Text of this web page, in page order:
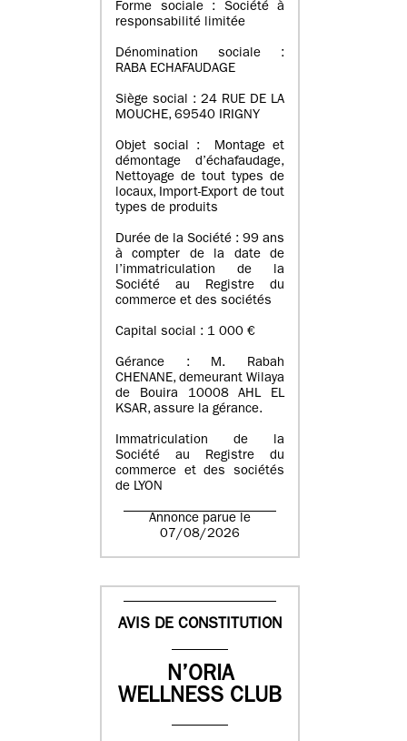
Forme sociale : Société à
responsabilité limitée
Dénomination sociale :
RABA ECHAFAUDAGE
Siège social : 24 RUE DE LA
MOUCHE, 69540 IRIGNY
Objet social : Montage et
démontage d’échafaudage,
Nettoyage de tout types de
locaux, Import-Export de tout
types de produits
Durée de la Société : 99 ans
à compter de la date de
l’immatriculation de la
Société au Registre du
commerce et des sociétés
Capital social : 1 000 €
Gérance : M. Rabah
CHENANE, demeurant Wilaya
de Bouira 10008 AHL EL
KSAR, assure la gérance.
Immatriculation de la
Société au Registre du
commerce et des sociétés
de LYON
Annonce parue le
07/08/2026
AVIS DE CONSTITUTION
N’ORIA
WELLNESS CLUB